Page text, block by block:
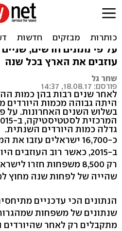
עלייה במספר
העוזבים את
עוזבים את הארץ בכל שנה
שחר גל
פורסם: 18.08.17, 14:37
לאחר שנים רבות בהן כמות
היתה גבוהה מכמות
בשלוש השנים האחרונות. על
גדלה כמות היורדים השנתית.
כ-16,700 ישראלים
ב-2015, כאשר רוב
רק 8,500 משפחות חזרו
שהייה של לפחות שנה מחוץ
שנתונים של משפחות
מתקבלים רק לאחר שהיורדים